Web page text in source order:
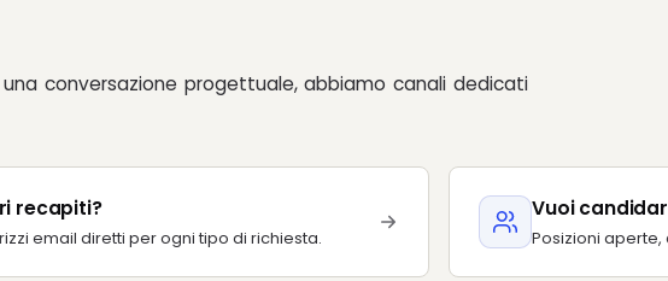
conversazione progettuale, abbiamo canali dedicati
recapiti?
email diretti per ogni tipo di richiesta.
Vuoi
Posizioni